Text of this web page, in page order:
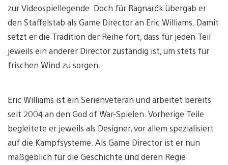
zur Videospiellegende. Doch für Ragnarök übergab er
den Staffelstab als Game Director an Eric Williams. Damit
setzt er die Tradition der Reihe fort, dass für jeden Teil
jeweils ein anderer Director zuständig ist, um stets für
frischen Wind zu sorgen.
Eric Williams ist ein Serienveteran und arbeitet bereits
seit 2004 an den God of War-Spielen. Vorherige Teile
begleitete er jeweils als Designer, vor allem spezialisiert
auf die Kampfsysteme. Als Game Director ist er nun
maßgeblich für die Geschichte und deren Regie